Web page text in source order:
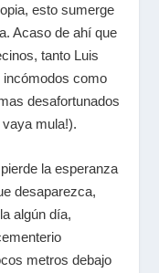
esto sumerge
Acaso de ahí que
tanto Luis
como
desafortunados
mula!).
la esperanza
desaparezca,
algún día,
metros debajo